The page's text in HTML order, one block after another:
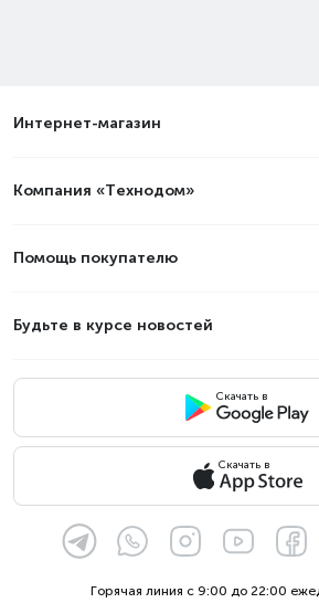
Интернет-магазин
Компания «Технодом»
Помощь покупателю
Будьте в курсе новостей
Скачать в
Скачать в
Горячая линия с 9:00 до 22:00